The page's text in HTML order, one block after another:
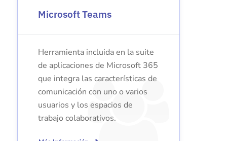
Microsoft Teams
Herramienta incluida en la suite
de aplicaciones de Microsoft 365
que integra las características de
comunicación con uno o varios
usuarios y los espacios de
trabajo colaborativos.